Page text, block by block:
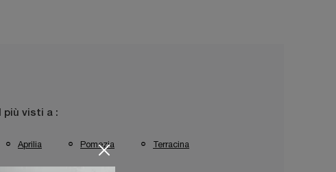
I più visti a :
Aprilia Pomezia Terracina